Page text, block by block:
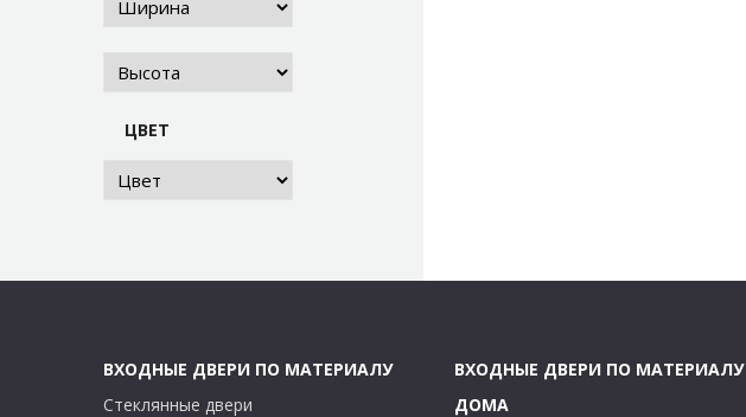
ЦВЕТ
ВХОДНЫЕ ДВЕРИ ПО МАТЕРИАЛУ
Стеклянные двери
ВХОДНЫЕ ДВЕРИ ПО МАТЕРИАЛУ
ДОМА